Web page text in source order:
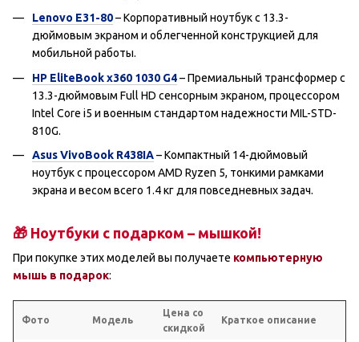
Lenovo E31-80– Корпоративный ноутбук с 13.3-
дюймовым экраном и облегченной конструкцией для
мобильной работы.
HP EliteBook x360 1030 G4– Премиальный трансформер с
13.3-дюймовым Full HD сенсорным экраном, процессором
Intel Core i5 и военным стандартом надежности MIL-STD-
810G.
Asus VivoBook R438IA– Компактный 14-дюймовый
ноутбук с процессором AMD Ryzen 5, тонкими рамками
экрана и весом всего 1.4 кг для повседневных задач.
🎁 Ноутбуки с подарком – мышкой!
При покупке этих моделей вы получаете компьютерную
мышь в подарок:
Фото Модель
Цена со
скидкой
Краткое описание